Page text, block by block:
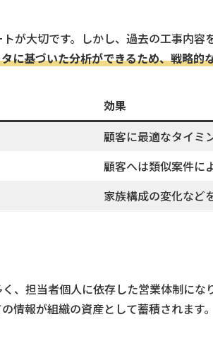
が大切です。しかし、過去の工事内
に基づいた分析ができるため、戦略的
効果
顧客に最適なタイミ
顧客へは類似案件に
家族構成の変化など
、担当者個人に依存した営業体制にな
情報が組織の資産として蓄積されます。